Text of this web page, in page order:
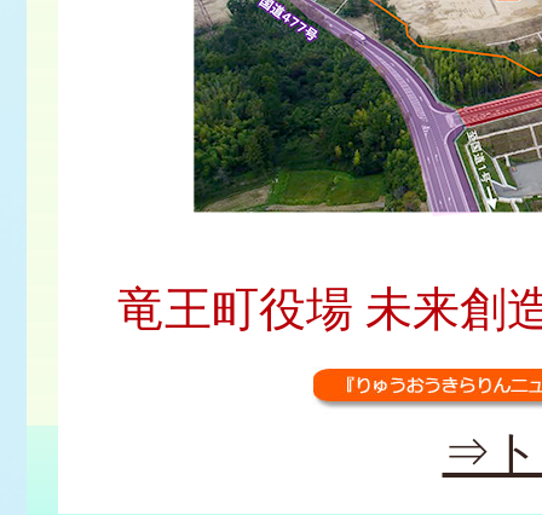
竜王町役場 未来創
⇒ト